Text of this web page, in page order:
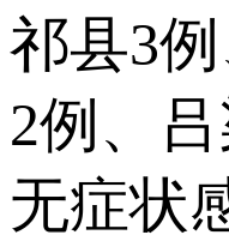
祁县3
2例、
无症状